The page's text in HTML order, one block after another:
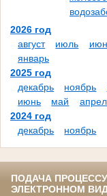
2026 год
август
июль
январь
2025 год
декабрь
ноябрь
июнь
май
2024 год
декабрь
ноябрь
ПОДАЧА
ЭЛЕКТРОННОМ